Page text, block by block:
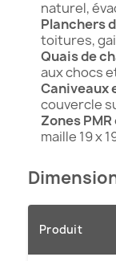
naturel,
Planchers
toitures,
Quais de
aux chocs
Caniveaux
couvercle
Zones
maille 19 x
Produit